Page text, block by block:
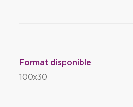
Format disponible
100x30